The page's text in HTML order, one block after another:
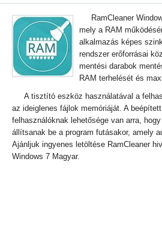
RamCleaner
mely a RAM
alkalmazás képes
rendszer erőforrásai
mentési darabok
RAM terhelését és
A tisztító eszköz használatával a
az ideiglenes fájlok memóriáját. A
felhasználóknak lehetősége van arra,
állítsanak be a program futásakor, amely
Ajánljuk ingyenes letöltése RamCleaner
Windows 7 Magyar.